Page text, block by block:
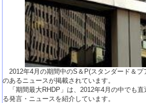
2012年4月の期間中のS＆P(スタンダード＆プ
のあるニュースが掲載されています。
「期間最大RHDP」は、2012年4月の中でも
る発言・ニュースを紹介しています。